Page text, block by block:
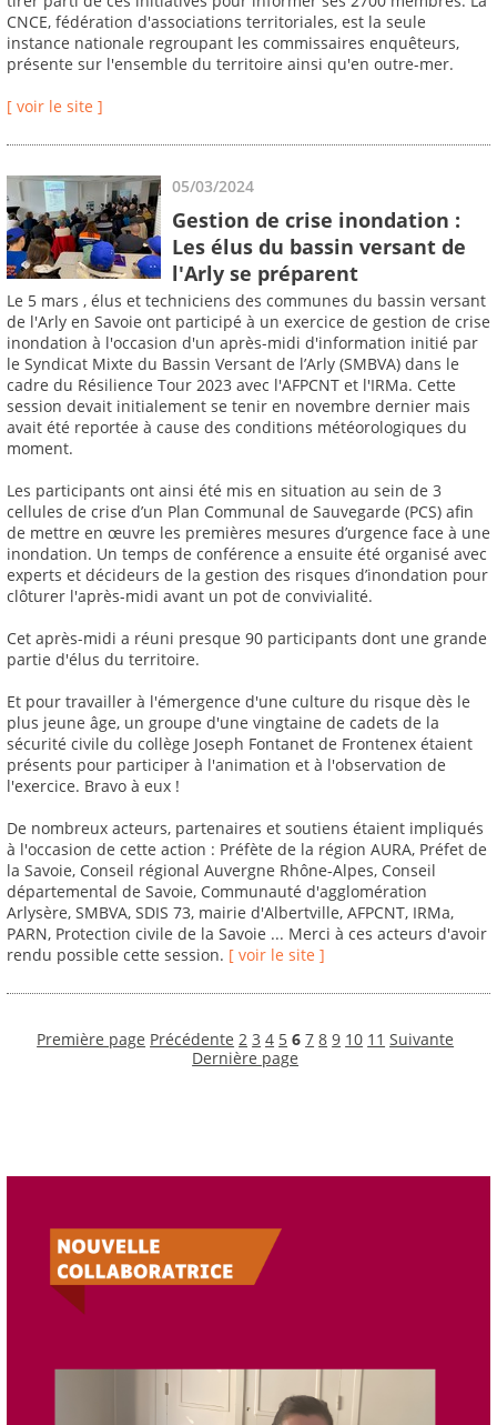
CNCE, fédération d'associations territoriales, est la seule
instance nationale regroupant les commissaires enquêteurs,
présente sur l'ensemble du territoire ainsi qu'en outre-mer.
[ voir le site ]
05/03/2024
Gestion de crise inondation :
Les élus du bassin versant de
l'Arly se préparent
Le 5 mars , élus et techniciens des communes du bassin versant
de l'Arly en Savoie ont participé à un exercice de gestion de crise
inondation à l'occasion d'un après-midi d'information initié par
le Syndicat Mixte du Bassin Versant de l’Arly (SMBVA) dans le
cadre du Résilience Tour 2023 avec l'AFPCNT et l'IRMa. Cette
session devait initialement se tenir en novembre dernier mais
avait été reportée à cause des conditions météorologiques du
moment.
Les participants ont ainsi été mis en situation au sein de 3
cellules de crise d’un Plan Communal de Sauvegarde (PCS) afin
de mettre en œuvre les premières mesures d’urgence face à une
inondation. Un temps de conférence a ensuite été organisé avec
experts et décideurs de la gestion des risques d’inondation pour
clôturer l'après-midi avant un pot de convivialité.
Cet après-midi a réuni presque 90 participants dont une grande
partie d'élus du territoire.
Et pour travailler à l'émergence d'une culture du risque dès le
plus jeune âge, un groupe d'une vingtaine de cadets de la
sécurité civile du collège Joseph Fontanet de Frontenex étaient
présents pour participer à l'animation et à l'observation de
l'exercice. Bravo à eux !
De nombreux acteurs, partenaires et soutiens étaient impliqués
à l'occasion de cette action : Préfète de la région AURA, Préfet de
la Savoie, Conseil régional Auvergne Rhône-Alpes, Conseil
départemental de Savoie, Communauté d'agglomération
Arlysère, SMBVA, SDIS 73, mairie d'Albertville, AFPCNT, IRMa,
PARN, Protection civile de la Savoie ... Merci à ces acteurs d'avoir
rendu possible cette session. [ voir le site ]
Première page Précédente 2 3 4 5 6 7 8 9 10 11 Suivante
Dernière page